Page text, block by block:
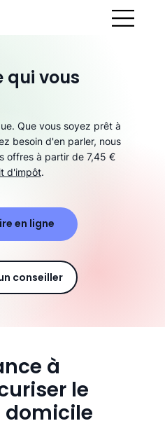
à
le
qui vous
Que vous soyez prêt à
besoin d'en parler, nous
offres à partir de 7,45 €
d'impôt.
en ligne
conseiller